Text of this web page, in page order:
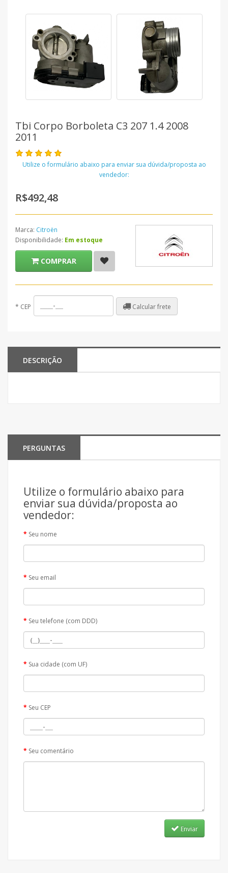
Tbi Corpo Borboleta C3 207 1.4 2008
2011
Utilize o formulário abaixo para enviar sua dúvida/proposta ao
vendedor:
R$492,48
Marca: Citroën
Disponibilidade: Em estoque
COMPRAR
* CEP Calcular frete
DESCRIÇÃO
PERGUNTAS
Utilize o formulário abaixo para
enviar sua dúvida/proposta ao
vendedor:
Seu nome
Seu email
Seu telefone (com DDD)
Sua cidade (com UF)
Seu CEP
Seu comentário
Enviar